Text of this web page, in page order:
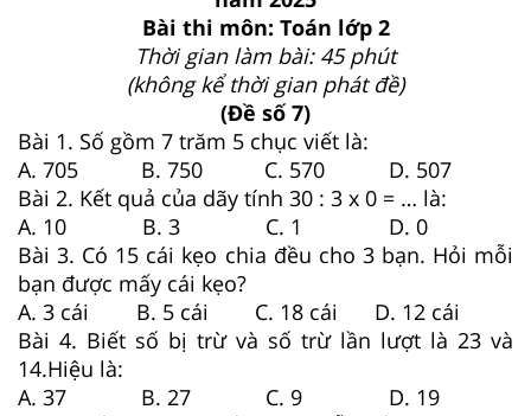
Bài thi môn: Toán lớp 2
Thời gian làm bài: 45 phút
(không kể thời gian phát đề)
(Đề số 7)
Bài 1. Số gồm 7 trăm 5 chục viết là:
A. 705
B. 750 C. 570
D. 507
Bài 2. Kết quả của dãy tính 30 : 3 x 0 = … là:
A. 10
B. 3 C. 1
D. 0
Bài 3. Có 15 cái kẹo chia đều cho 3 bạn. Hỏi mỗi
bạn được mấy cái kẹo?
A. 3 cái
B. 5 cái C. 18 cái
D. 12 cái
Bài 4. Biết số bị trừ và số trừ lần lượt là 23 và
14.Hiệu là:
A. 37
B. 27 C. 9
D. 19